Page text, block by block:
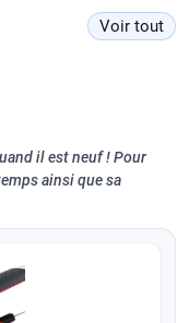
Voir tout
il est neuf ! Pour
ainsi que sa